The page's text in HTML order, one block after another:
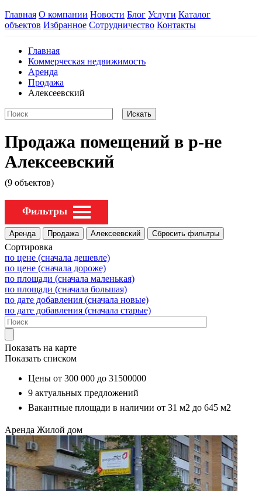
Главная О компании Новости Блог Услуги Каталог
объектов Избранное Сотрудничество Контакты
Главная
Коммерческая недвижимость
Аренда
Продажа
Алексеевский
Продажа помещений в р-не
Алексеевский
(9 объектов)
Фильтры
Сортировка
по цене (сначала дешевле)
по цене (сначала дороже)
по площади (сначала маленькая)
по площади (сначала большая)
по дате добавления (сначала новые)
по дате добавления (сначала старые)
Показать на карте
Показать списком
Цены от 300 000 до 31500000
9 актуальных предложений
Вакантные площади в наличии от 31 м2 до 645 м2
Аренда Жилой дом